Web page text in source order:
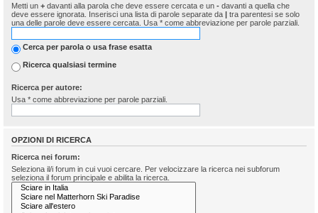
Metti un + davanti alla parola che deve essere cercata e un - davanti a quella che
deve essere ignorata. Inserisci una lista di parole separate da | tra parentesi se solo
una delle parole deve essere cercata. Usa * come abbreviazione per parole parziali.
Cerca per parola o usa frase esatta
Ricerca qualsiasi termine
Ricerca per autore:
Usa * come abbreviazione per parole parziali.
OPZIONI DI RICERCA
Ricerca nei forum:
Seleziona il/i forum in cui vuoi cercare. Per velocizzare la ricerca nei subforum
seleziona il forum principale e abilita la ricerca.